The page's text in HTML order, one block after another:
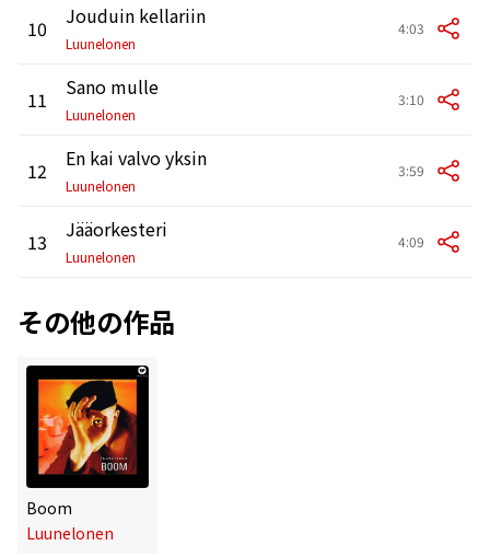
10 Jouduin kellariin
Luunelonen
4:03
11 Sano mulle
Luunelonen
3:10
12 En kai valvo yksin
Luunelonen
3:59
13 Jääorkesteri
Luunelonen
4:09
その他の作品
Boom
Luunelonen